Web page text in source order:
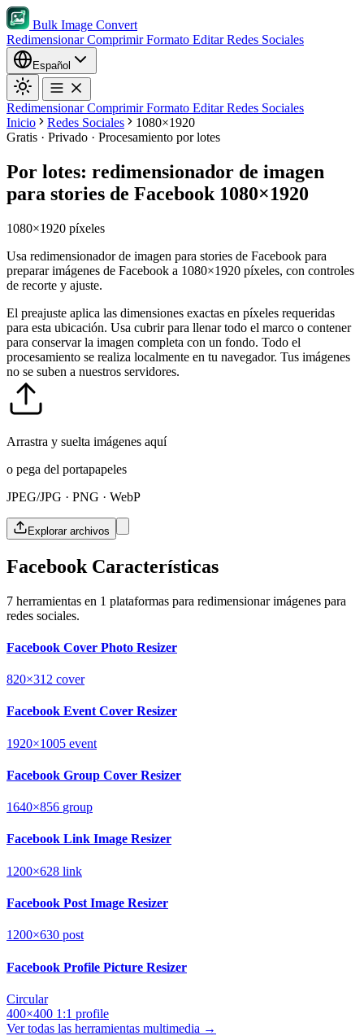
Bulk Image Convert
RedimensionarComprimirFormato EditarRedes Sociales
Español
RedimensionarComprimirFormato EditarRedes Sociales
Inicio
Redes Sociales
1080×1920
Gratis · Privado · Procesamiento por lotes
Por lotes: redimensionador de imagen
para stories de Facebook 1080×1920
1080×1920 píxeles
Usa redimensionador de imagen para stories de Facebook para
preparar imágenes de Facebook a 1080×1920 píxeles, con controles
de recorte y ajuste.
El preajuste aplica las dimensiones exactas en píxeles requeridas
para esta ubicación. Usa cubrir para llenar todo el marco o contener
para conservar la imagen completa con un fondo. Todo el
procesamiento se realiza localmente en tu navegador. Tus imágenes
no se suben a nuestros servidores.
Arrastra y suelta imágenes aquí
o pega del portapapeles
JPEG/JPG · PNG · WebP
Explorar archivos
Facebook Características
7 herramientas en 1 plataformas para redimensionar imágenes para
redes sociales.
Facebook Cover Photo Resizer
820×312 cover
Facebook Event Cover Resizer
1920×1005 event
Facebook Group Cover Resizer
1640×856 group
Facebook Link Image Resizer
1200×628 link
Facebook Post Image Resizer
1200×630 post
Facebook Profile Picture Resizer
Circular
400×400 1:1 profile
Ver todas las herramientas multimedia →